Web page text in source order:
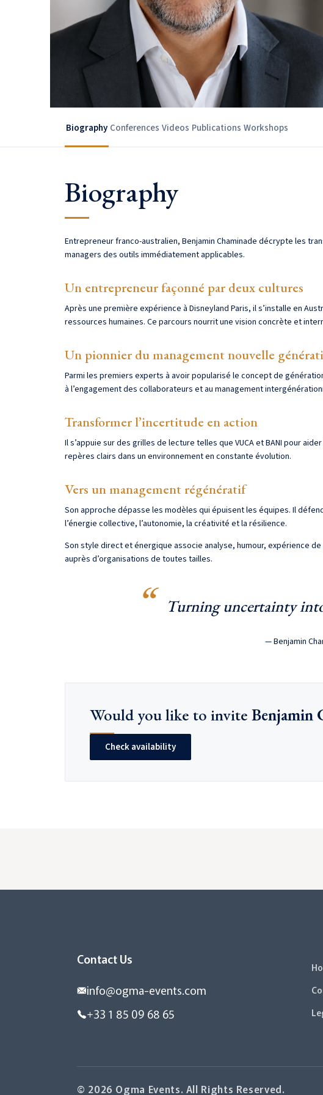
Biography Conferences Videos Publications Workshops
Biography
Entrepreneur franco-australien, Benjamin Chaminade décrypte les
managers des outils immédiatement applicables.
Un entrepreneur façonné par deux cultures
Après une première expérience à Disneyland Paris, il s’installe en
ressources humaines. Ce parcours nourrit une vision concrète et
Un pionnier du management nouvelle
Parmi les premiers experts à avoir popularisé le concept de
à l’engagement des collaborateurs et au management
Transformer l’incertitude en action
Il s’appuie sur des grilles de lecture telles que VUCA et BANI pour
repères clairs dans un environnement en constante évolution.
Vers un management régénératif
Son approche dépasse les modèles qui épuisent les équipes. Il
l’énergie collective, l’autonomie, la créativité et la résilience.
Son style direct et énergique associe analyse, humour, expérience
auprès d’organisations de toutes tailles.
Turning uncertainty
— Benjamin
Would you like to invite Benjamin
Check availability
Contact Us
info@ogma-events.com
+33 1 85 09 68 65
© 2026 Ogma Events. All Rights Reserved.